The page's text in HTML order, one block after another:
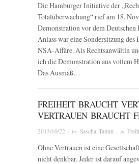
Die Hamburger Initiative der
Totalüberwachung“ rief am 18.
Demonstration vor dem Deutschen
Anlass war eine Sondersitzung des
NSA-Affäre. Als Rechtsanwältin
ich die Demonstration aus vollem
Das Ausmaß…
FREIHEIT BRAUCHT
VERTRAUEN BRAUCHT
2013/10/22 · by Sascha Tamm · in
Ohne Vertrauen ist eine
nicht denkbar. Jeder ist darauf